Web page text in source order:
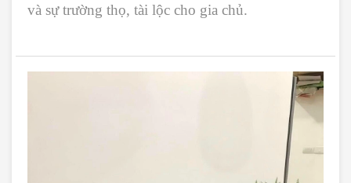
và sự trường thọ, tài lộc cho gia chủ.